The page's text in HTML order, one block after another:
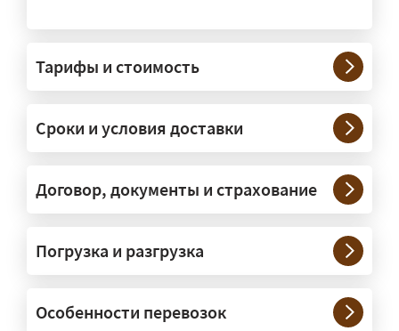
подберёт оптимальный транспорт.
— Штатно — от 100 кг до 20 тонн.
Мелкие партии едут догрузом,
крупные — отдельной машиной.
Тяжеловесы 30–90 т организуем
через проверенных партнёров.
России?
межгородних перевозках по всей
Тарифы и стоимость
Сроки и условия доставки
Договор, документы и страхование
Погрузка и разгрузка
Особенности перевозок